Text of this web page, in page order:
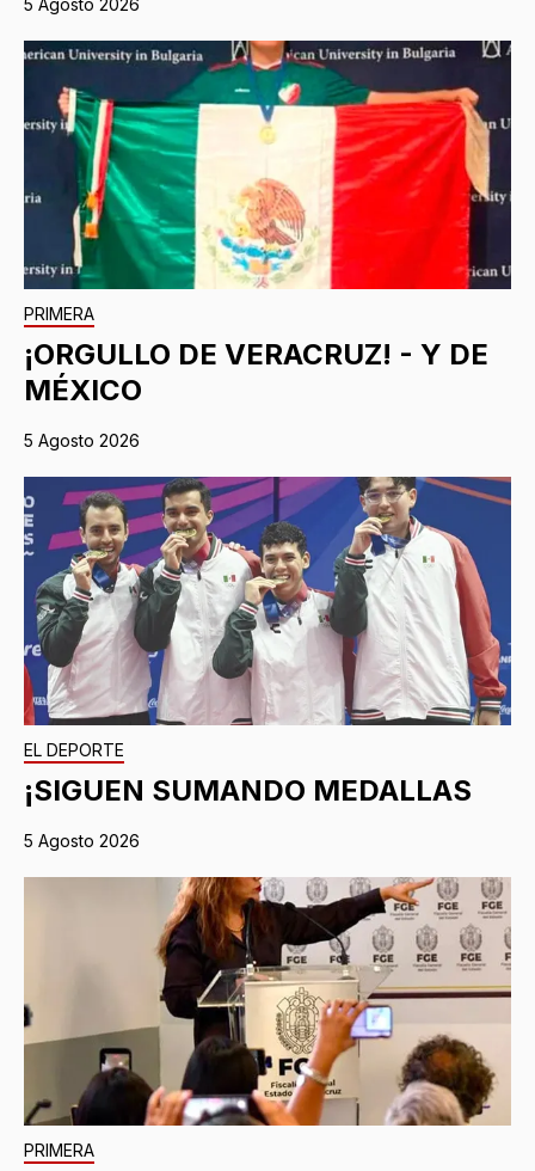
PRIMERA
¡ORGULLO DE VERACRUZ! - Y DE
MÉXICO
5 Agosto 2026
EL DEPORTE
¡SIGUEN SUMANDO MEDALLAS
5 Agosto 2026
PRIMERA